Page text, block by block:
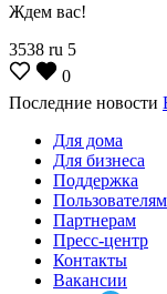
Ждем вас!
3538 ru 5
0
Последние новости
Для дома
Для бизнеса
Поддержка
Пользователям
Партнерам
Пресс-центр
Контакты
Вакансии